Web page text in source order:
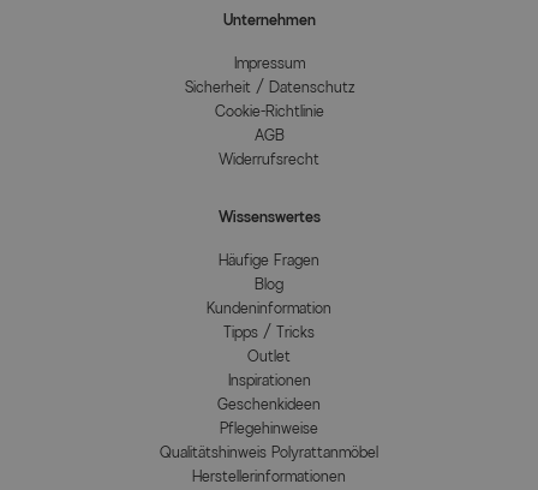
Unternehmen
Impressum
Sicherheit / Datenschutz
Cookie-Richtlinie
AGB
Widerrufsrecht
Wissenswertes
Häufige Fragen
Blog
Kundeninformation
Tipps / Tricks
Outlet
Inspirationen
Geschenkideen
Pflegehinweise
Qualitätshinweis Polyrattanmöbel
Herstellerinformationen